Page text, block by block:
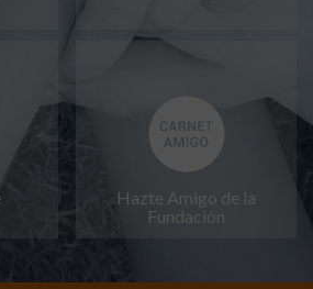
Hazte Amigo de la
Fundación